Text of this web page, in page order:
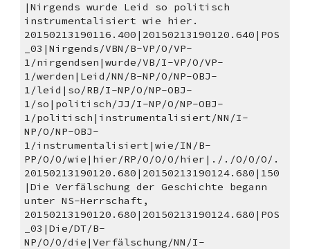
|Nirgends wurde Leid so politisch
instrumentalisiert wie hier.
20150213190116.400|20150213190120.640|POS
_03|Nirgends/VBN/B-VP/O/VP-
1/nirgendsen|wurde/VB/I-VP/O/VP-
1/werden|Leid/NN/B-NP/O/NP-OBJ-
1/leid|so/RB/I-NP/O/NP-OBJ-
1/so|politisch/JJ/I-NP/O/NP-OBJ-
1/politisch|instrumentalisiert/NN/I-
NP/O/NP-OBJ-
1/instrumentalisiert|wie/IN/B-
PP/O/O/wie|hier/RP/O/O/O/hier|././O/O/O/.
20150213190120.680|20150213190124.680|150
|Die Verfälschung der Geschichte begann
unter NS-Herrschaft,
20150213190120.680|20150213190124.680|POS
_03|Die/DT/B-
NP/O/O/die|Verfälschung/NN/I-